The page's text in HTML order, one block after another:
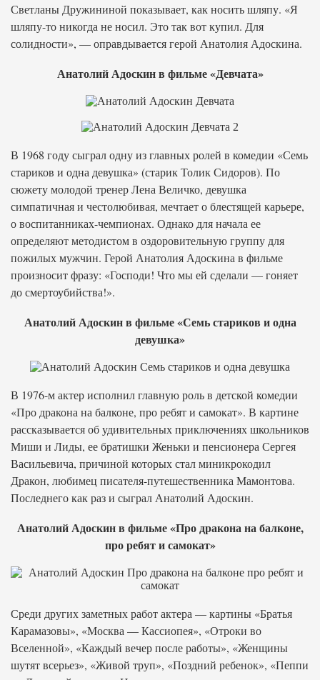
Светланы Дружининой показывает, как носить шляпу. «Я
шляпу-то никогда не носил. Это так вот купил. Для
солидности», — оправдывается герой Анатолия Адоскина.
Анатолий Адоскин в фильме «Девчата»
В 1968 году сыграл одну из главных ролей в комедии «Семь
стариков и одна девушка» (старик Толик Сидоров). По
сюжету молодой тренер Лена Величко, девушка
симпатичная и честолюбивая, мечтает о блестящей карьере,
о воспитанниках-чемпионах. Однако для начала ее
определяют методистом в оздоровительную группу для
пожилых мужчин. Герой Анатолия Адоскина в фильме
произносит фразу: «Господи! Что мы ей сделали — гоняет
до смертоубийства!».
Анатолий Адоскин в фильме «Семь стариков и одна
девушка»
В 1976-м актер исполнил главную роль в детской комедии
«Про дракона на балконе, про ребят и самокат». В картине
рассказывается об удивительных приключениях школьников
Миши и Лиды, ее братишки Женьки и пенсионера Сергея
Васильевича, причиной которых стал миникрокодил
Дракон, любимец писателя-путешественника Мамонтова.
Последнего как раз и сыграл Анатолий Адоскин.
Анатолий Адоскин в фильме «Про дракона на балконе,
про ребят и самокат»
Среди других заметных работ актера — картины «Братья
Карамазовы», «Москва — Кассиопея», «Отроки во
Вселенной», «Каждый вечер после работы», «Женщины
шутят всерьез», «Живой труп», «Поздний ребенок», «Пеппи